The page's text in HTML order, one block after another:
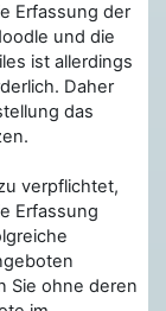
Erfassung der
und die
ist allerdings
Daher
das
verpflichtet,
Erfassung
Sie ohne deren